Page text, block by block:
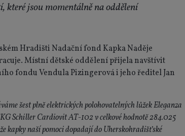
které jsou momentálně na oddělení
Hradišti Nadační fond Kapka Naděje
Místní dětské oddělení přijela navštívit
fondu Vendula Pizingerová i jeho ředitel Jan
šest plně elektrických polohovatelných lůžek Eleganza
Schiller Cardiovit AT-102 v celkové hodnotě 284.025
kapky naší pomoci dopadají do Uherskohradišťské